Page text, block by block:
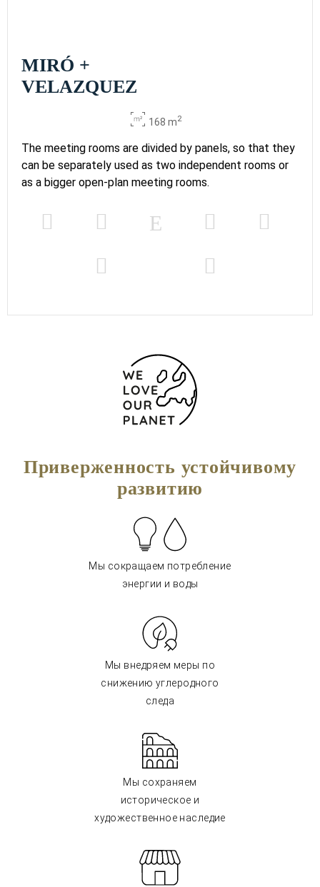
MIRÓ +
VELAZQUEZ
168 m2
The meeting rooms are divided by panels, so that they
can be separately used as two independent rooms or
as a bigger open-plan meeting rooms.
Приверженность устойчивому
развитию
Мы сокращаем потребление
энергии и воды
Мы внедряем меры по
снижению углеродного
следа
Мы сохраняем
историческое и
художественное наследие